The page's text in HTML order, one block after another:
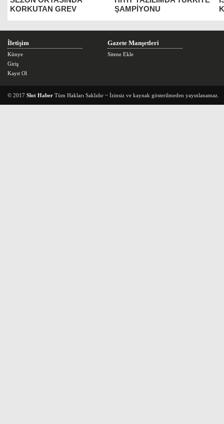
KORKUTAN GREV ŞAMPİYONU
İletişim
Künye
Giriş
Kayıt Ol
Gazete Manşetleri
Sitene Ekle
© 2017 Slot Haber Tüm Hakları Saklıdır ~ İzinsiz ve kaynak gösterilmeden yayınlanamaz.